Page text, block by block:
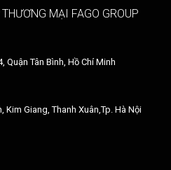
MẠI FAGO GROUP
Tân Bình, Hồ Chí Minh
Kim Giang, Thanh Xuân,Tp. Hà Nội